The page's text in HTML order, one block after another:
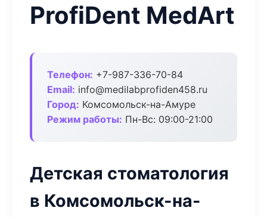
ProfiDent MedArt
Телефон: +7-987-336-70-84
Email: info@medilabprofiden458.ru
Город: Комсомольск-на-Амуре
Режим работы: Пн-Вс: 09:00-21:00
Детская стоматология
в Комсомольск-на-